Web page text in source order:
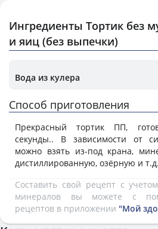
Ингредиенты Тортик без
и яиц (без выпечки)
Вода из кулера
Способ приготовления
Прекрасный тортик ПП,
секунды.. В зависимости от
можно взять из-под крана,
дистиллированную, озёрную и
Составить свой рецепт с
минералов вы можете с
рецептов в приложении "Мой